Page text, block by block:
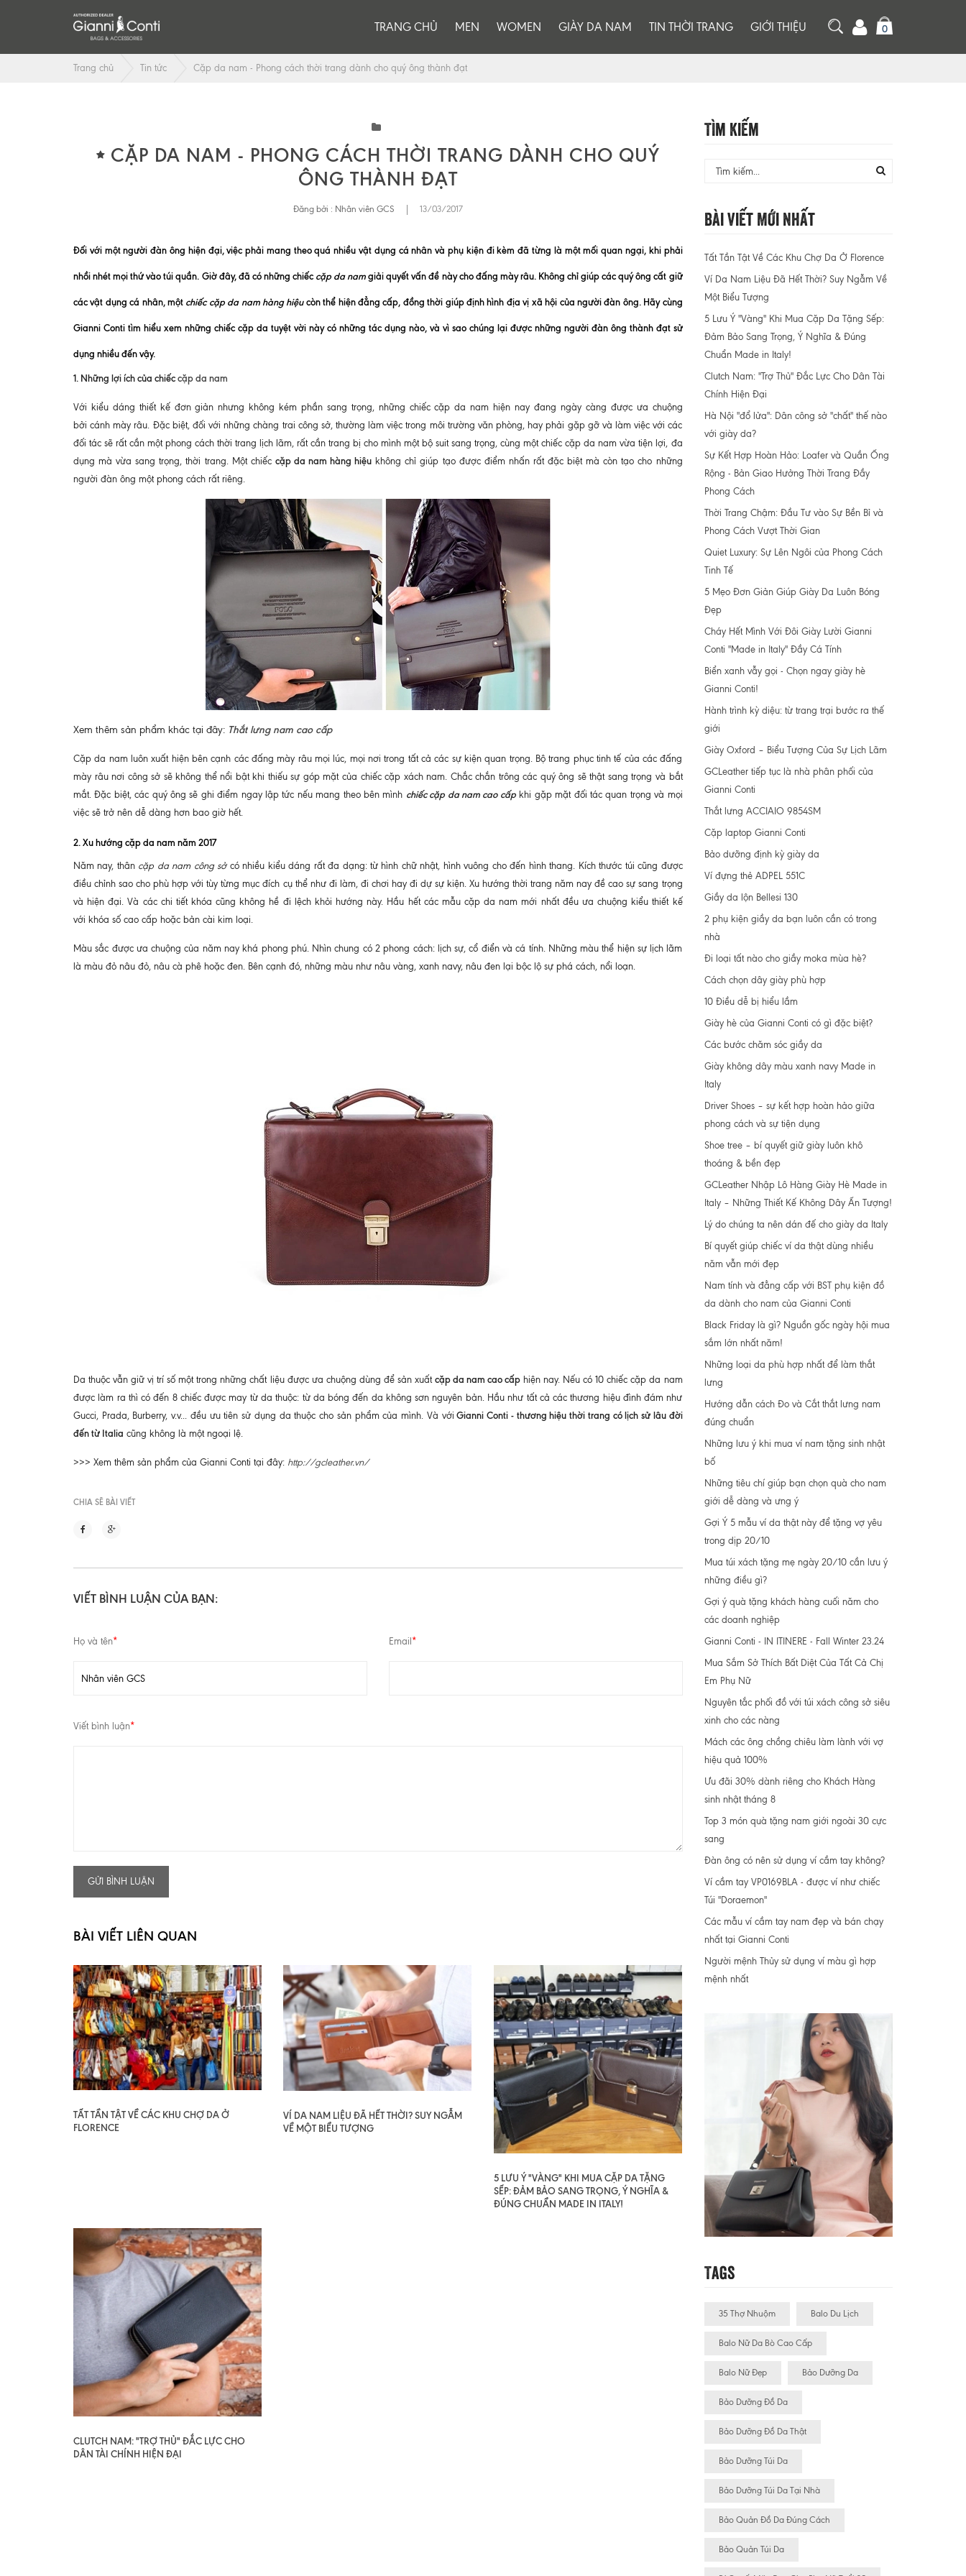
TRANG CHỦ MEN WOMEN GIÀY DA NAM TIN THỜI TRANG GIỚI THIỆU 0
Trang chủ Tin tức Cặp da nam - Phong cách thời trang dành cho quý ông thành đạt
CẶP DA NAM - PHONG CÁCH THỜI TRANG DÀNH CHO QUÝ
ÔNG THÀNH ĐẠT
Đăng bởi : Nhân viên GCS 13/03/2017
Đối với một người đàn ông hiện đại, việc phải mang theo quá nhiều vật dụng cá nhân và phụ kiện đi kèm đã từng là một mối quan ngại, khi phải
nhồi nhét mọi thứ vào túi quần. Giờ đây, đã có những chiếc cặp da namgiải quyết vấn đề này cho đấng mày râu. Không chỉ giúp các quý ông cất giữ
các vật dụng cá nhân, một chiếc cặp da nam hàng hiệucòn thể hiện đẳng cấp, đồng thời giúp định hình địa vị xã hội của người đàn ông. Hãy cùng
Gianni Conti tìm hiểu xem những chiếc cặp da tuyệt vời này có những tác dụng nào, và vì sao chúng lại được những người đàn ông thành đạt sử
dụng nhiều đến vậy.
1. Những lợi ích của chiếccặp da nam
Với kiểu dáng thiết kế đơn giản nhưng không kém phần sang trọng, những chiếc cặp da nam hiện nay đang ngày càng được ưa chuộng
bởi cánh mày râu. Đặc biệt, đối với những chàng trai công sở, thường làm việc trong môi trường văn phòng, hay phải gặp gỡ và làm việc với các
đối tác sẽ rất cần một phong cách thời trang lịch lãm, rất cần trang bị cho mình một bộ suit sang trọng, cùng một chiếc cặp da nam vừa tiện lợi, đa
dụng mà vừa sang trọng, thời trang. Một chiếc cặp da nam hàng hiệu không chỉ giúp tạo được điểm nhấn rất đặc biệt mà còn tạo cho những
người đàn ông một phong cách rất riêng.
Xem thêm sản phẩm khác tại đây: Thắt lưng nam cao cấp
Cặp da nam luôn xuất hiện bên cạnh các đấng mày râu mọi lúc, mọi nơi trong tất cả các sự kiện quan trọng. Bộ trang phục tinh tế của các đấng
mày râu nơi công sở sẽ không thể nổi bật khi thiếu sự góp mặt của chiếc cặp xách nam. Chắc chắn trông các quý ông sẽ thật sang trọng và bắt
mắt. Đặc biệt, các quý ông sẽ ghi điểm ngay lập tức nếu mang theo bên mình chiếc cặp da nam cao cấpkhi gặp mặt đối tác quan trọng và mọi
việc sẽ trở nên dễ dàng hơn bao giờ hết.
2. Xu hướng cặp da nam năm 2017
Năm nay, thân cặp da nam công sởcó nhiều kiểu dáng rất đa dạng: từ hình chữ nhật, hình vuông cho đến hình thang. Kích thước túi cũng được
điều chỉnh sao cho phù hợp với tùy từng mục đích cụ thể như đi làm, đi chơi hay đi dự sự kiện. Xu hướng thời trang năm nay đề cao sự sang trọng
và hiện đại. Và các chi tiết khóa cũng không hề đi lệch khỏi hướng này. Hầu hết các mẫu cặp da nam mới nhất đều ưa chuộng kiểu thiết kế
với khóa số cao cấp hoặc bản cài kim loại.
Màu sắc được ưa chuộng của năm nay khá phong phú. Nhìn chung có 2 phong cách: lịch sự, cổ điển và cá tính. Những màu thể hiện sự lịch lãm
là màu đỏ nâu đỏ, nâu cà phê hoặc đen. Bên cạnh đó, những màu như nâu vàng, xanh navy, nâu đen lại bộc lộ sự phá cách, nổi loạn.
Da thuộc vẫn giữ vị trí số một trong những chất liệu được ưa chuộng dùng để sản xuất cặp da nam cao cấp hiện nay. Nếu có 10 chiếc cặp da nam
được làm ra thì có đến 8 chiếc được may từ da thuộc: từ da bóng đến da không sơn nguyên bản. Hầu như tất cả các thương hiệu đình đám như
Gucci, Prada, Burberry, v.v... đều ưu tiên sử dụng da thuộc cho sản phẩm của mình. Và với Gianni Conti - thương hiệu thời trang có lịch sử lâu đời
đến từ Italia cũng không là một ngoại lệ.
>>> Xem thêm sản phẩm của Gianni Conti tại đây: http://gcleather.vn/
CHIA SẼ BÀI VIẾT
VIẾT BÌNH LUẬN CỦA BẠN:
Họ và tên* Email *
Viết bình luận*
GỬI BÌNH LUẬN
BÀI VIẾT LIÊN QUAN
TẤT TẦN TẬT VỀ CÁC KHU CHỢ DA Ở
FLORENCE
VÍ DA NAM LIỆU ĐÃ HẾT THỜI? SUY NGẪM
VỀ MỘT BIỂU TƯỢNG
5 LƯU Ý "VÀNG" KHI MUA CẶP DA TẶNG
SẾP: ĐẢM BẢO SANG TRỌNG, Ý NGHĨA &
ĐÚNG CHUẨN MADE IN ITALY!
CLUTCH NAM: "TRỢ THỦ" ĐẮC LỰC CHO
DÂN TÀI CHÍNH HIỆN ĐẠI
Tìm Kiếm
Bài Viết Mới Nhất
Tất Tần Tật Về Các Khu Chợ Da Ở Florence
Ví Da Nam Liệu Đã Hết Thời? Suy Ngẫm Về
Một Biểu Tượng
5 Lưu Ý "Vàng" Khi Mua Cặp Da Tặng Sếp:
Đảm Bảo Sang Trọng, Ý Nghĩa & Đúng
Chuẩn Made in Italy!
Clutch Nam: "Trợ Thủ" Đắc Lực Cho Dân Tài
Chính Hiện Đại
Hà Nội "đổ lửa": Dân công sở "chất" thế nào
với giày da?
Sự Kết Hợp Hoàn Hảo: Loafer và Quần Ống
Rộng - Bản Giao Hưởng Thời Trang Đầy
Phong Cách
Thời Trang Chậm: Đầu Tư vào Sự Bền Bỉ và
Phong Cách Vượt Thời Gian
Quiet Luxury: Sự Lên Ngôi của Phong Cách
Tinh Tế
5 Mẹo Đơn Giản Giúp Giày Da Luôn Bóng
Đẹp
Cháy Hết Mình Với Đôi Giày Lười Gianni
Conti "Made in Italy" Đầy Cá Tính
Biển xanh vẫy gọi - Chọn ngay giày hè
Gianni Conti!
Hành trình kỳ diệu: từ trang trại bước ra thế
giới
Giày Oxford – Biểu Tượng Của Sự Lịch Lãm
GCLeather tiếp tục là nhà phân phối của
Gianni Conti
Thắt lưng ACCIAIO 9854SM
Cặp laptop Gianni Conti
Bảo dưỡng định kỳ giày da
Ví đựng thẻ ADPEL 551C
Giầy da lộn Bellesi 130
2 phụ kiện giầy da bạn luôn cần có trong
nhà
Đi loại tất nào cho giầy moka mùa hè?
Cách chọn dây giày phù hợp
10 Điều dễ bị hiểu lầm
Giày hè của Gianni Conti có gì đặc biệt?
Các bước chăm sóc giầy da
Giày không dây màu xanh navy Made in
Italy
Driver Shoes – sự kết hợp hoàn hảo giữa
phong cách và sự tiện dụng
Shoe tree – bí quyết giữ giày luôn khô
thoáng & bền đẹp
GCLeather Nhập Lô Hàng Giày Hè Made in
Italy – Những Thiết Kế Không Dây Ấn Tượng!
Lý do chúng ta nên dán đế cho giày da Italy
Bí quyết giúp chiếc ví da thật dùng nhiều
năm vẫn mới đẹp
Nam tính và đẳng cấp với BST phụ kiện đồ
da dành cho nam của Gianni Conti
Black Friday là gì? Nguồn gốc ngày hội mua
sắm lớn nhất năm!
Những loại da phù hợp nhất để làm thắt
lưng
Hướng dẫn cách Đo và Cắt thắt lưng nam
đúng chuẩn
Những lưu ý khi mua ví nam tặng sinh nhật
bố
Những tiêu chí giúp bạn chọn quà cho nam
giới dễ dàng và ưng ý
Gợi Ý 5 mẫu ví da thật này để tặng vợ yêu
trong dịp 20/10
Mua túi xách tặng mẹ ngày 20/10 cần lưu ý
những điều gì?
Gợi ý quà tặng khách hàng cuối năm cho
các doanh nghiệp
Gianni Conti - IN ITINERE - Fall Winter 23.24
Mua Sắm Sở Thích Bất Diệt Của Tất Cả Chị
Em Phụ Nữ
Nguyên tắc phối đồ với túi xách công sở siêu
xinh cho các nàng
Mách các ông chồng chiêu làm lành với vợ
hiệu quả 100%
Ưu đãi 30% dành riêng cho Khách Hàng
sinh nhật tháng 8
Top 3 món quà tặng nam giới ngoài 30 cực
sang
Đàn ông có nên sử dụng ví cầm tay không?
Ví cầm tay VP0169BLA - được ví như chiếc
Túi "Doraemon"
Các mẫu ví cầm tay nam đẹp và bán chạy
nhất tại Gianni Conti
Người mệnh Thủy sử dụng ví màu gì hợp
mệnh nhất
Tags
35 Thợ Nhuộm Balo Du Lịch
Balo Nữ Da Bò Cao Cấp
Balo Nữ Đẹp Bảo Dưỡng Da
Bảo Dưỡng Đồ Da
Bảo Dưỡng Đồ Da Thật
Bảo Dưỡng Túi Da
Bảo Dưỡng Túi Da Tại Nhà
Bảo Quản Đồ Da Đúng Cách
Bảo Quản Túi Da